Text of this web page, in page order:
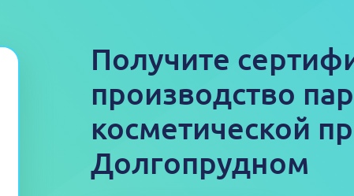
Получите
производство
косметической
Долгопрудном